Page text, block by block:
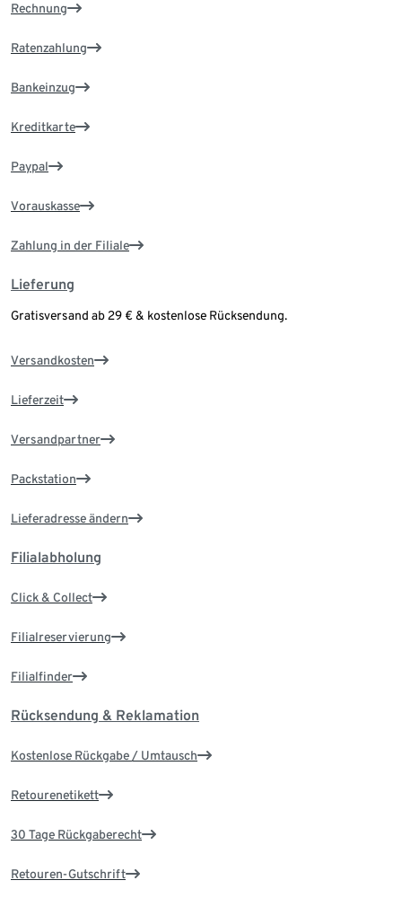
Rechnung
Ratenzahlung
Bankeinzug
Kreditkarte
Paypal
Vorauskasse
Zahlung in der Filiale
Lieferung
Gratisversand ab 29 € & kostenlose Rücksendung.
Versandkosten
Lieferzeit
Versandpartner
Packstation
Lieferadresse ändern
Filialabholung
Click & Collect
Filialreservierung
Filialfinder
Rücksendung & Reklamation
Kostenlose Rückgabe / Umtausch
Retourenetikett
30 Tage Rückgaberecht
Retouren-Gutschrift